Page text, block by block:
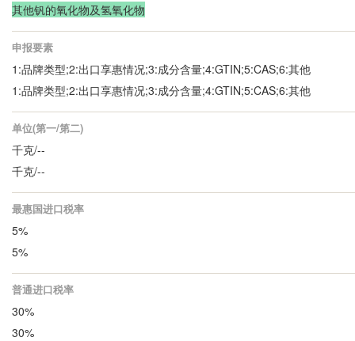
其他钒的氧化物及氢氧化物
申报要素
1:品牌类型;2:出口享惠情况;3:成分含量;4:GTIN;5:CAS;6:其他
1:品牌类型;2:出口享惠情况;3:成分含量;4:GTIN;5:CAS;6:其他
单位(第一/第二)
千克/--
千克/--
最惠国进口税率
5%
5%
普通进口税率
30%
30%